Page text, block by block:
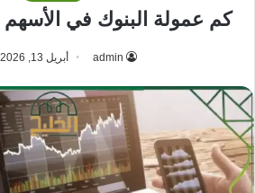
كم عمولة البنوك في الأسهم
admin أبريل 13, 2026